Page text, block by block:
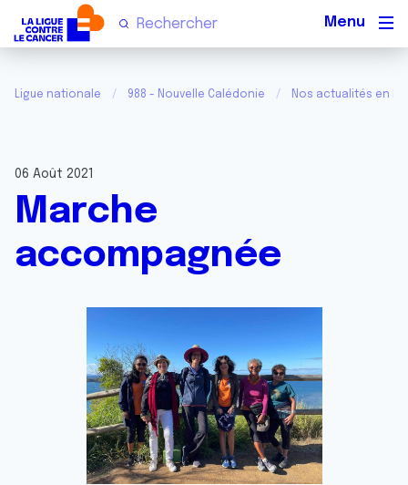
Ligue nationale 988 - Nouvelle Calédonie Nos actualités en
06 Août 2021
Marche
accompagnée